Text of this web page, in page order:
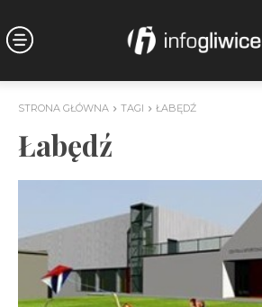
STRONA GŁÓWNA TAGI ŁABĘDŹ
Łabędź